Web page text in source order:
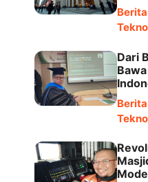
Dari
Berita